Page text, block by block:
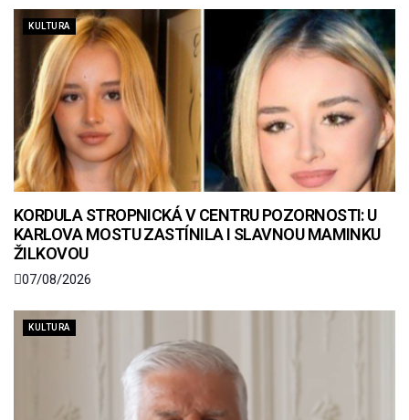
KULTURA
KORDULA STROPNICKÁ V CENTRU POZORNOSTI: U
KARLOVA MOSTU ZASTÍNILA I SLAVNOU MAMINKU
ŽILKOVOU
07/08/2026
KULTURA